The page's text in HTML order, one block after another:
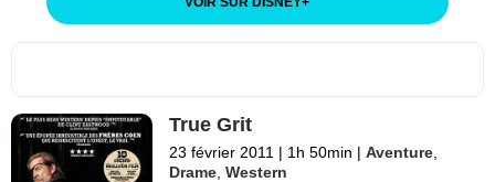
True Grit
23 février 2011 | 1h 50min | Aventure
Drame ,Western